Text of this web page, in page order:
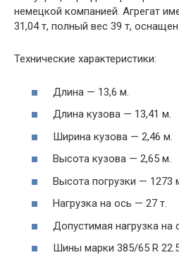
немецкой компанией. Агрегат
31,04 т, полный вес 39 т,
Технические характеристики:
Длина — 13,6 м.
Длина кузова — 13,41 м.
Ширина кузова — 2,46 м.
Высота кузова — 2,65 м.
Высота погрузки — 1273
Нагрузка на ось — 27 т.
Допустимая нагрузка на
Шины марки 385/65 R